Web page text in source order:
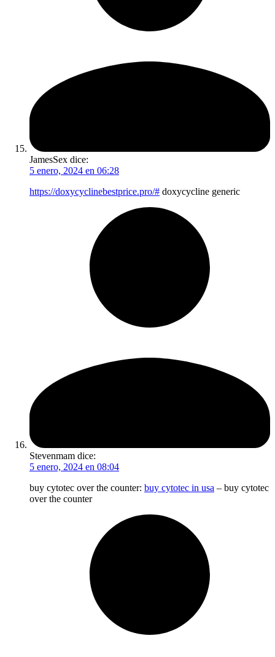
JamesSex dice:
5 enero, 2024 en 06:28
https://doxycyclinebestprice.pro/# doxycycline generic
Stevenmam dice:
5 enero, 2024 en 08:04
buy cytotec over the counter: buy cytotec in usa – buy cytotec
over the counter